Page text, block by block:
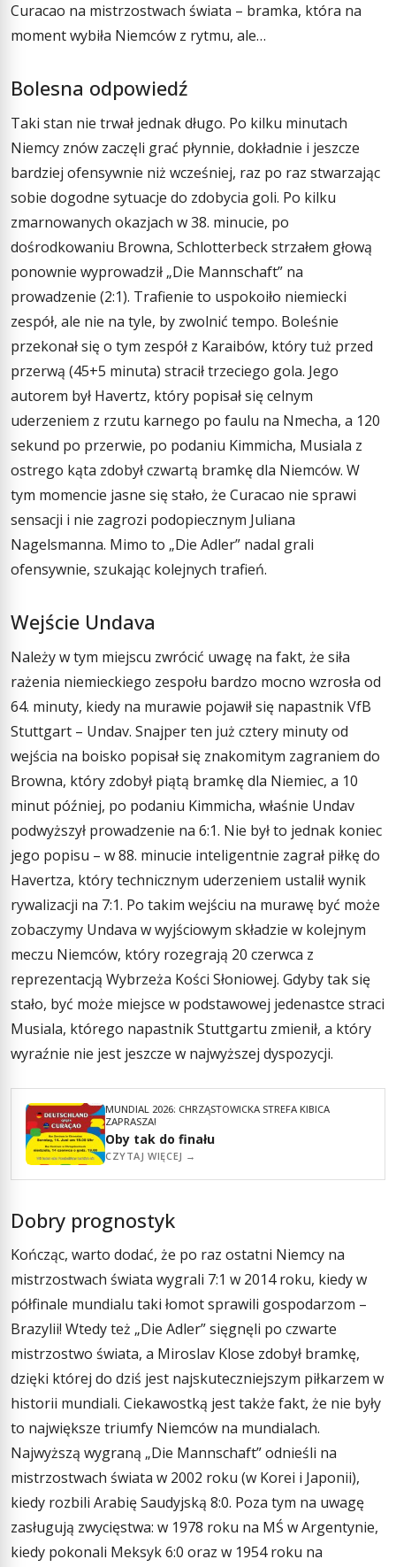
Curacao na mistrzostwach świata – bramka, która na
moment wybiła Niemców z rytmu, ale…
Bolesna odpowiedź
Taki stan nie trwał jednak długo. Po kilku minutach
Niemcy znów zaczęli grać płynnie, dokładnie i jeszcze
bardziej ofensywnie niż wcześniej, raz po raz stwarzając
sobie dogodne sytuacje do zdobycia goli. Po kilku
zmarnowanych okazjach w 38. minucie, po
dośrodkowaniu Browna, Schlotterbeck strzałem głową
ponownie wyprowadził „Die Mannschaft” na
prowadzenie (2:1). Trafienie to uspokoiło niemiecki
zespół, ale nie na tyle, by zwolnić tempo. Boleśnie
przekonał się o tym zespół z Karaibów, który tuż przed
przerwą (45+5 minuta) stracił trzeciego gola. Jego
autorem był Havertz, który popisał się celnym
uderzeniem z rzutu karnego po faulu na Nmecha, a 120
sekund po przerwie, po podaniu Kimmicha, Musiala z
ostrego kąta zdobył czwartą bramkę dla Niemców. W
tym momencie jasne się stało, że Curacao nie sprawi
sensacji i nie zagrozi podopiecznym Juliana
Nagelsmanna. Mimo to „Die Adler” nadal grali
ofensywnie, szukając kolejnych trafień.
Wejście Undava
Należy w tym miejscu zwrócić uwagę na fakt, że siła
rażenia niemieckiego zespołu bardzo mocno wzrosła od
64. minuty, kiedy na murawie pojawił się napastnik VfB
Stuttgart – Undav. Snajper ten już cztery minuty od
wejścia na boisko popisał się znakomitym zagraniem do
Browna, który zdobył piątą bramkę dla Niemiec, a 10
minut później, po podaniu Kimmicha, właśnie Undav
podwyższył prowadzenie na 6:1. Nie był to jednak koniec
jego popisu – w 88. minucie inteligentnie zagrał piłkę do
Havertza, który technicznym uderzeniem ustalił wynik
rywalizacji na 7:1. Po takim wejściu na murawę być może
zobaczymy Undava w wyjściowym składzie w kolejnym
meczu Niemców, który rozegrają 20 czerwca z
reprezentacją Wybrzeża Kości Słoniowej. Gdyby tak się
stało, być może miejsce w podstawowej jedenastce straci
Musiala, którego napastnik Stuttgartu zmienił, a który
wyraźnie nie jest jeszcze w najwyższej dyspozycji.
MUNDIAL 2026: CHRZĄSTOWICKA STREFA KIBICA
ZAPRASZA!
Oby tak do finału
CZYTAJ WIĘCEJ →
Dobry prognostyk
Kończąc, warto dodać, że po raz ostatni Niemcy na
mistrzostwach świata wygrali 7:1 w 2014 roku, kiedy w
półfinale mundialu taki łomot sprawili gospodarzom –
Brazylii! Wtedy też „Die Adler” sięgnęli po czwarte
mistrzostwo świata, a Miroslav Klose zdobył bramkę,
dzięki której do dziś jest najskuteczniejszym piłkarzem w
historii mundiali. Ciekawostką jest także fakt, że nie były
to największe triumfy Niemców na mundialach.
Najwyższą wygraną „Die Mannschaft” odnieśli na
mistrzostwach świata w 2002 roku (w Korei i Japonii),
kiedy rozbili Arabię Saudyjską 8:0. Poza tym na uwagę
zasługują zwycięstwa: w 1978 roku na MŚ w Argentynie,
kiedy pokonali Meksyk 6:0 oraz w 1954 roku na